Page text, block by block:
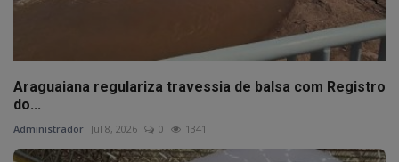
Araguaiana regulariza travessia de balsa com Registro
do...
Administrador Jul 8, 2026 0 1341